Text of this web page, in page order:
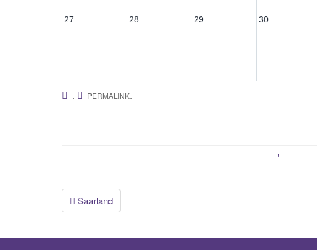
27 28 29 30
. PERMALINK.
Beitrags-
Navigation
Saarland